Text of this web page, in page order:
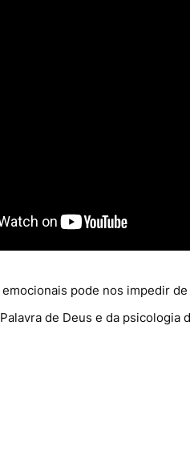
pode nos impedir
de Deus e da